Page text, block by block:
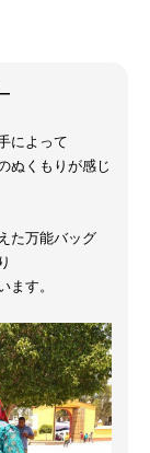
によって
ぬくもりが感じ
た万能バッグ
ます。